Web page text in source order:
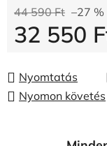
44 590 Ft –27 %
32 550
Nyomtatás
Nyomon követés